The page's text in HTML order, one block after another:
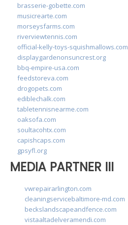
brasserie-gobette.com
musicrearte.com
morseysfarms.com
riverviewtennis.com
official-kelly-toys-squishmallows.com
displaygardenonsuncrest.org
bbq-empire-usa.com
feedstoreva.com
drogopets.com
ediblechalk.com
tabletennisnearme.com
oaksofa.com
soultacohtx.com
capishcaps.com
gpsyfl.org
MEDIA PARTNER III
vwrepairarlington.com
cleaningservicebaltimore-md.com
beckslandscapeandfence.com
vistaaltadelveramendi.com